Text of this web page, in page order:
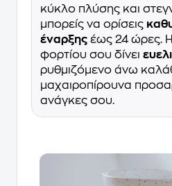
κύκλο πλύσης και
μπορείς να ορίσεις
έναρξης έως 24 ώρες.
φορτίου σου δίνει
ρυθμιζόμενο άνω
μαχαιροπίρουνα
ανάγκες σου.